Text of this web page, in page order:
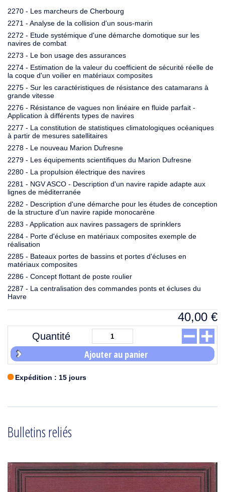
2270 - Les marcheurs de Cherbourg
2271 - Analyse de la collision d'un sous-marin
2272 - Etude systémique d'une démarche domotique sur les
navires de combat
2273 - Le bon usage des assurances
2274 - Estimation de la valeur du coefficient de sécurité réelle de
la coque d'un voilier en matériaux composites
2275 - Sur les caractéristiques de résistance des catamarans à
grande vitesse
2276 - Résistance de vagues non linéaire en fluide parfait -
Application à différents types de navires
2277 - La constitution de statistiques climatologiques océaniques
à partir de mesures satellitaires
2278 - Le nouveau Marion Dufresne
2279 - Les équipements scientifiques du Marion Dufresne
2280 - La propulsion électrique des navires
2281 - NGV ASCO - Description d'un navire rapide adapte aux
lignes de méditerranée
2282 - Description d'une démarche pour les études de conception
de la structure d'un navire rapide monocarène
2283 - Application aux navires passagers de sprinklers
2284 - Porte d'écluse en matériaux composites exemple de
réalisation
2285 - Bateaux portes de bassins et portes d'écluses en
matériaux composites
2286 - Concept flottant de poste roulier
2287 - La centralisation des commandes ponts et écluses du
Havre
40,00 €
Quantité
Ajouter au panier
Expédition : 15 jours
Bulletins reliés